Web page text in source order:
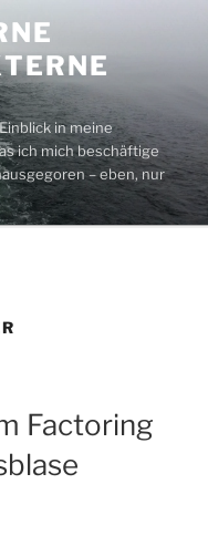
in meine
ich mich beschäftige
– eben, nur
Factoring